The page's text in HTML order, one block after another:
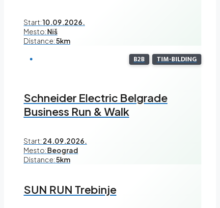
Start:10.09.2026.
Mesto: Niš
Distance:5km
B2B TIM-BILDING
Schneider Electric Belgrade
Business Run & Walk
Start: 24.09.2026.
Mesto: Beograd
Distance:5km
SUN RUN Trebinje